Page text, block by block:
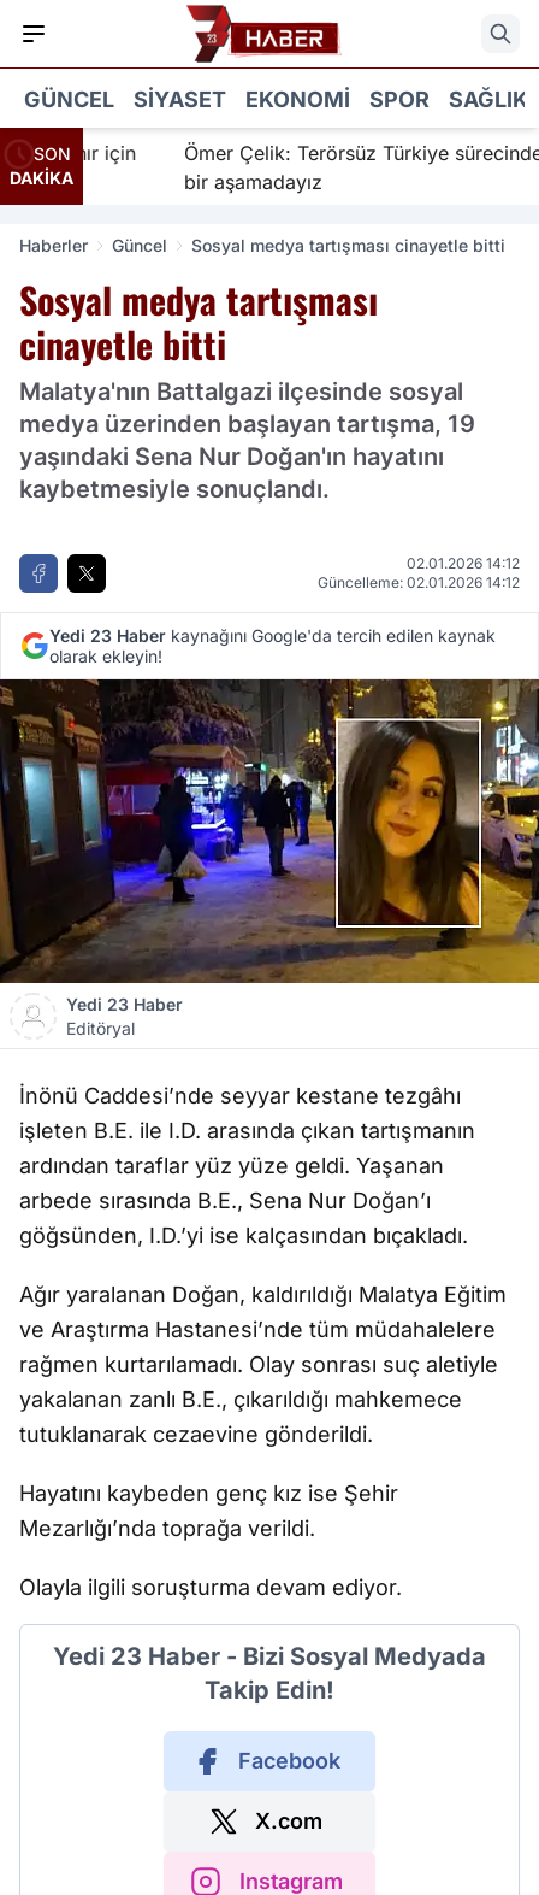
GÜNCEL SIYASET EKONOMI SPOR SAĞLIK
SON
DAKİKA
İnanır için
Ömer Çelik: Terörsüz Türkiye sürecinde
bir aşamadayız
Haberler Güncel Sosyal medya tartışması cinayetle bitti
Sosyal medya tartışması
cinayetle bitti
Malatya'nın Battalgazi ilçesinde sosyal
medya üzerinden başlayan tartışma, 19
yaşındaki Sena Nur Doğan'ın hayatını
kaybetmesiyle sonuçlandı.
02.01.2026 14:12
Güncelleme: 02.01.2026 14:12
Yedi 23 Haber kaynağını Google'da tercih edilen kaynak
olarak ekleyin!
Yedi 23 Haber
Editöryal
İnönü Caddesi’nde seyyar kestane tezgâhı
işleten B.E. ile I.D. arasında çıkan tartışmanın
ardından taraflar yüz yüze geldi. Yaşanan
arbede sırasında B.E., Sena Nur Doğan’ı
göğsünden, I.D.’yi ise kalçasından bıçakladı.
Ağır yaralanan Doğan, kaldırıldığı Malatya Eğitim
ve Araştırma Hastanesi’nde tüm müdahalelere
rağmen kurtarılamadı. Olay sonrası suç aletiyle
yakalanan zanlı B.E., çıkarıldığı mahkemece
tutuklanarak cezaevine gönderildi.
Hayatını kaybeden genç kız ise Şehir
Mezarlığı’nda toprağa verildi.
Olayla ilgili soruşturma devam ediyor.
Yedi 23 Haber - Bizi Sosyal Medyada
Takip Edin!
Facebook
X.com
Instagram